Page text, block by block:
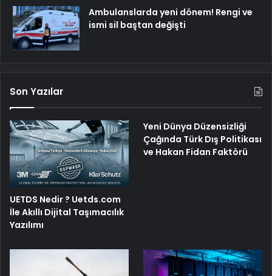
Ambulanslarda yeni dönem! Rengi ve
ismi sil baştan değişti
Son Yazılar
UETDS Nedir ? Uetds.com
İle Akıllı Dijital Taşımacılık
Yazılımı
Yeni Dünya Düzensizliği
Çağında Türk Dış Politikası
ve Hakan Fidan Faktörü